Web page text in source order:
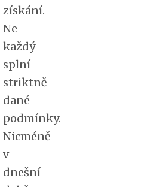
získání.
Ne
každý
splní
striktně
dané
podmínky.
Nicméně
v
dnešní